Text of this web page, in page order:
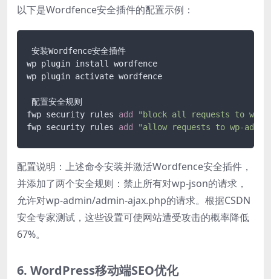
以下是Wordfence安全插件的配置示例：
安装Wordfence安全插件
wp plugin install wordfence
wp plugin activate wordfence
配置安全规则
fwp security rules add
"block all requests to wp-
fwp security rules add "allow requests to wp-
配置说明：上述命令安装并激活Wordfence安全插件，
并添加了两个安全规则：禁止所有对wp-json的请求，
允许对wp-admin/admin-ajax.php的请求。根据CSDN
安全专家测试，这些设置可使网站遭受攻击的概率降低
67%。
6. WordPress移动端SEO优化